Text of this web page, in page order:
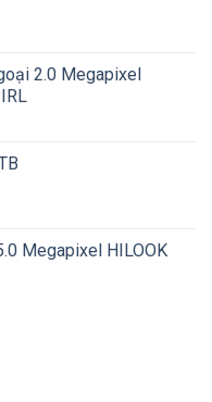
2.0 Megapixel
Megapixel HILOOK